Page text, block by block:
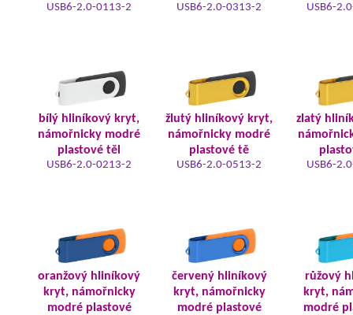
USB6-2.0-0113-2 USB6-2.0-0313-2 USB6-
bílý hliníkový kryt,
námořnicky modré
plastové těl
USB6-2.0-0213-2
žlutý hliníkový kryt,
námořnicky modré
plastové tě
USB6-2.0-0513-2
zlatý
USB6-
oranžový hliníkový
kryt, námořnicky
modré plastové
červený hliníkový
kryt, námořnicky
modré plastové
růžový
kryt,
modré